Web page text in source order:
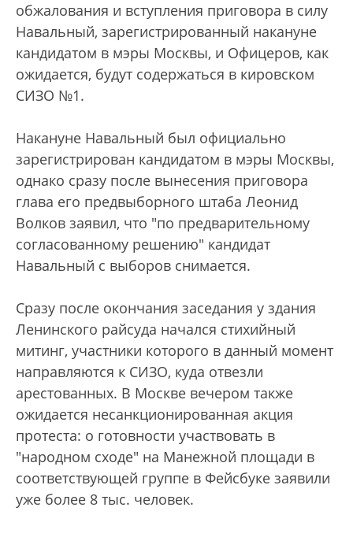
обжалования и вступления приговора в силу
Навальный, зарегистрированный накануне
кандидатом в мэры Москвы, и Офицеров, как
ожидается, будут содержаться в кировском
СИЗО №1.
Накануне Навальный был официально
зарегистрирован кандидатом в мэры Москвы,
однако сразу после вынесения приговора
глава его предвыборного штаба Леонид
Волков заявил, что "по предварительному
согласованному решению" кандидат
Навальный с выборов снимается.
Сразу после окончания заседания у здания
Ленинского райсуда начался стихийный
митинг, участники которого в данный момент
направляются к СИЗО, куда отвезли
арестованных. В Москве вечером также
ожидается несанкционированная акция
протеста: о готовности участвовать в
"народном сходе" на Манежной площади в
соответствующей группе в Фейсбуке заявили
уже более 8 тыс. человек.